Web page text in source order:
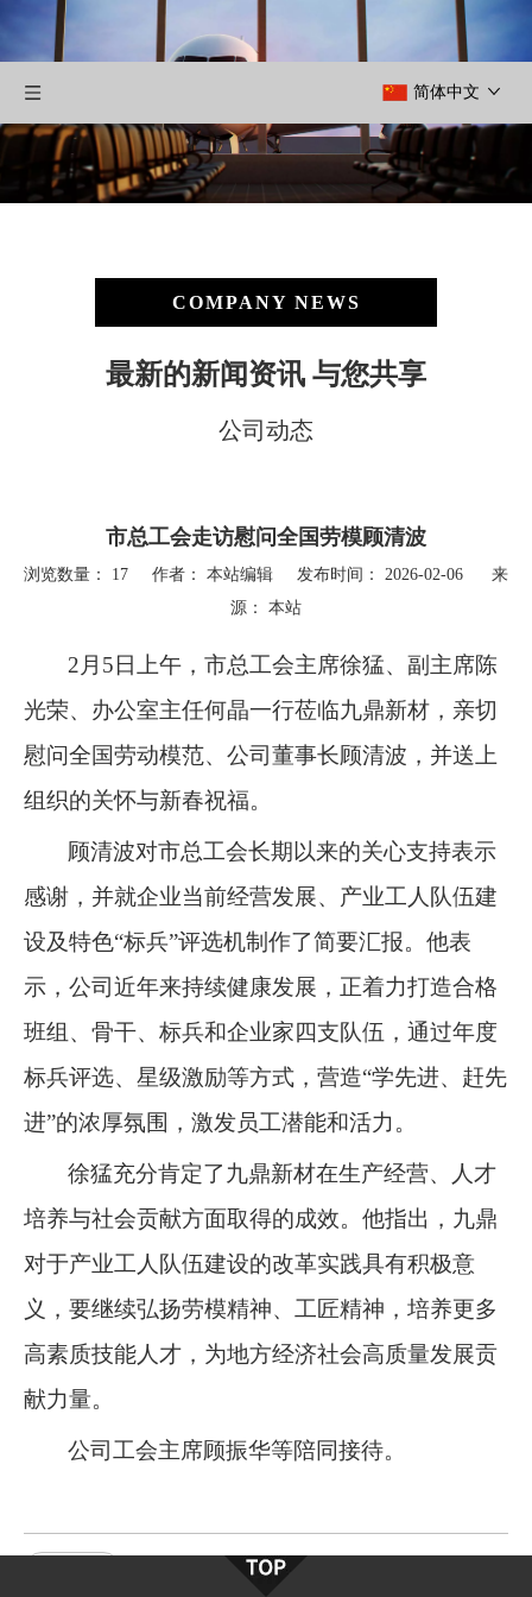
简体中文
COMPANY NEWS
最新的新闻资讯 与您共享
公司动态
市总工会走访慰问全国劳模顾清波
浏览数量： 17 作者： 本站编辑 发布时间： 2026-02-06 来
源： 本站
2 月 5 日上午，市总工会主席徐猛、副主席陈
光荣、办公室主任何晶一行莅临九鼎新材，亲切
慰问全国劳动模范、公司董事长顾清波，并送上
组织的关怀与新春祝福。
顾清波对市总工会长期以来的关心支持表示
感谢，并就企业当前经营发展、产业工人队伍建
设及特色“标兵”评选机制作了简要汇报。他表
示，公司近年来持续健康发展，正着力打造合格
班组、骨干、标兵和企业家四支队伍，通过年度
标兵评选、星级激励等方式，营造“学先进、赶先
进”的浓厚氛围，激发员工潜能和活力。
徐猛充分肯定了九鼎新材在生产经营、人才
培养与社会贡献方面取得的成效。他指出，九鼎
对于产业工人队伍建设的改革实践具有积极意
义，要继续弘扬劳模精神、工匠精神，培养更多
高素质技能人才，为地方经济社会高质量发展贡
献力量。
公司工会主席顾振华等陪同接待。